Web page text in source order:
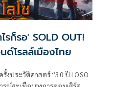
รก็รอ' SOLD OUT!
โรลล์เมืองไทย
งประวัติศาสตร์ “30 ปี LOSO